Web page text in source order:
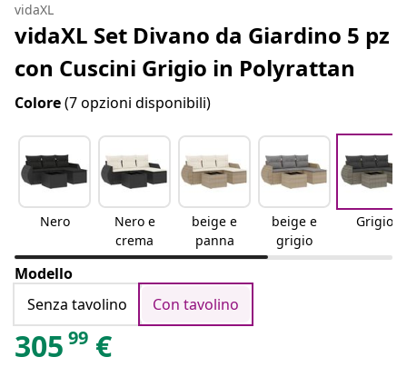
vidaXL
vidaXL Set Divano da Giardino 5 pz
con Cuscini Grigio in Polyrattan
Colore(7 opzioni disponibili)
Nero
Nero e
crema
beige e
panna
beige e
grigio
Grigio
Modello
Senza tavolino
Con tavolino
305 99 €